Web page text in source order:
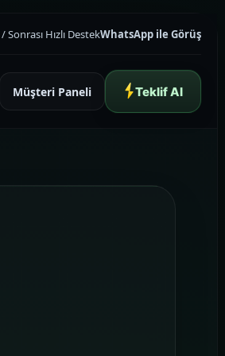
Sonrası Hızlı DestekWhatsApp ile Görüş
Müşteri Paneli Teklif Al